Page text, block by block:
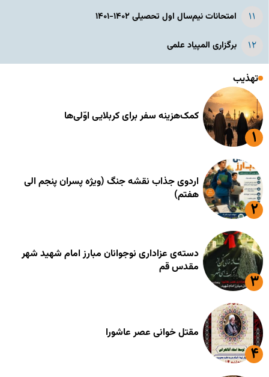
امتحانات نیم‌سال اول تحصیلی ۱۴۰۲-۱۴۰۱
برگزاری المپیاد علمی
تهذیب
کمک‌هزینه سفر برای کربلایی اوّلی‌ها
اردوی جذاب نقشه جنگ (ویژه پسران پنجم الی
هفتم)
دسته‌ی عزاداری نوجوانان مبارز امام شهید شهر
مقدس قم
مقتل خوانی عصر عاشورا